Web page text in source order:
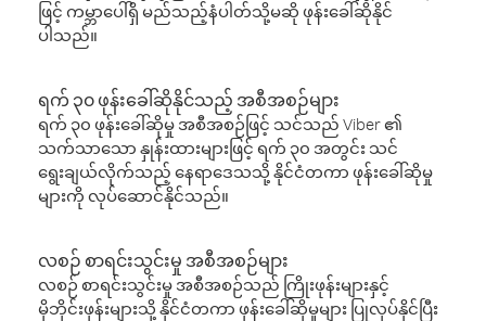
ဖြင့် ကမ္ဘာပေါ်ရှိ မည်သည့်နံပါတ်သို့မဆို ဖုန်းခေါ်ဆိုနိုင်
ပါသည်။
ရက် ၃၀ ဖုန်းခေါ်ဆိုနိုင်သည့် အစီအစဉ်များ
ရက် ၃၀ ဖုန်းခေါ်ဆိုမှု အစီအစဉ်ဖြင့် သင်သည် Viber ၏
သက်သာသော နှုန်းထားများဖြင့် ရက် ၃၀ အတွင်း သင်
ရွေးချယ်လိုက်သည့် နေရာဒေသသို့ နိုင်ငံတကာ ဖုန်းခေါ်ဆိုမှု
များကို လုပ်ဆောင်နိုင်သည်။
လစဉ် စာရင်းသွင်းမှု အစီအစဉ်များ
လစဉ် စာရင်းသွင်းမှု အစီအစဉ်သည် ကြိုးဖုန်းများနှင့်
မိုဘိုင်းဖုန်းများသို့ နိုင်ငံတကာ ဖုန်းခေါ်ဆိုမှုများ ပြုလုပ်နိုင်ပြီး